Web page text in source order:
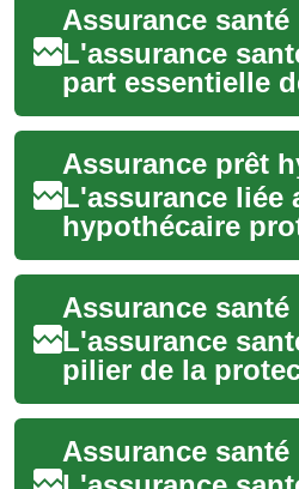
L'assurance
part essentielle
protection
collective, en
prévention...
L'assurance liée
hypothécaire
l'emprunteur et
cas d'incapacité
rembourseme...
L'assurance
pilier de la
individuelle et
couvrant des
soins médica...